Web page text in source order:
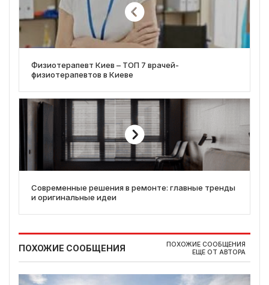
Физиотерапевт Киев – ТОП 7 врачей-
физиотерапевтов в Киеве
Современные решения в ремонте: главные тренды
и оригинальные идеи
ПОХОЖИЕ СООБЩЕНИЯ
ПОХОЖИЕ СООБЩЕНИЯ
ЕЩЕ ОТ АВТОРА